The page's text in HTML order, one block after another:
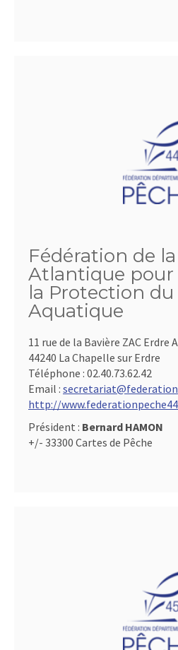
Fédération de
Atlantique pour
la Protection
Aquatique
11 rue de la Bavière ZAC Erdre
44240 La Chapelle sur Erdre
Téléphone : 02.40.73.62.42
Email :
http://
Président : Bernard HAMON
+/- 33300 Cartes de Pêche